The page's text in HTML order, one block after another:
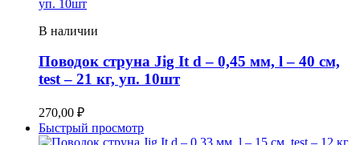
В наличии
Поводок струна Jig It d – 0,45 мм, l – 40 см,
test – 21 кг, уп. 10шт
270,00 ₽
Быстрый просмотр